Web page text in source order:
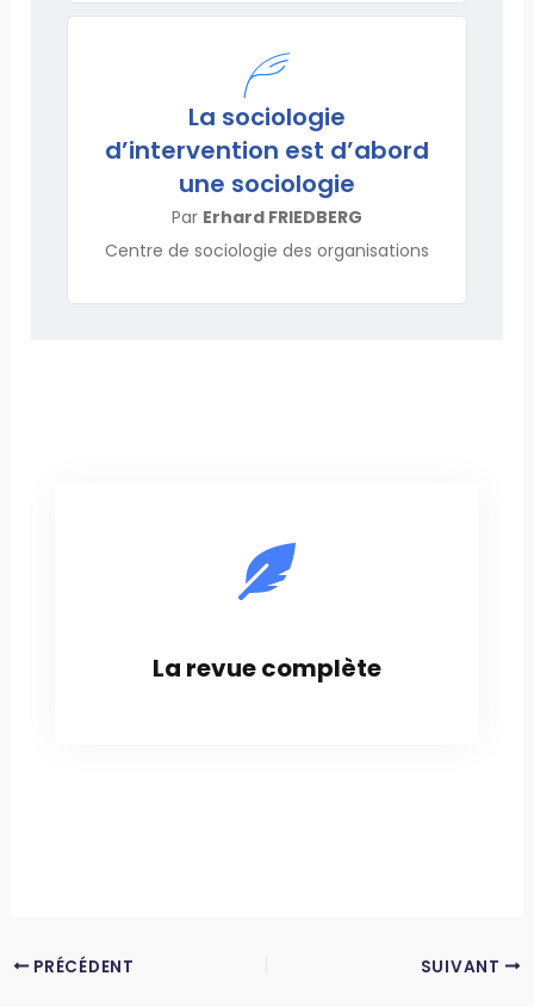
La sociologie
d’intervention est d’abord
une sociologie
Par Erhard FRIEDBERG
Centre de sociologie des organisations
La revue complète
PRÉCÉDENT SUIVANT